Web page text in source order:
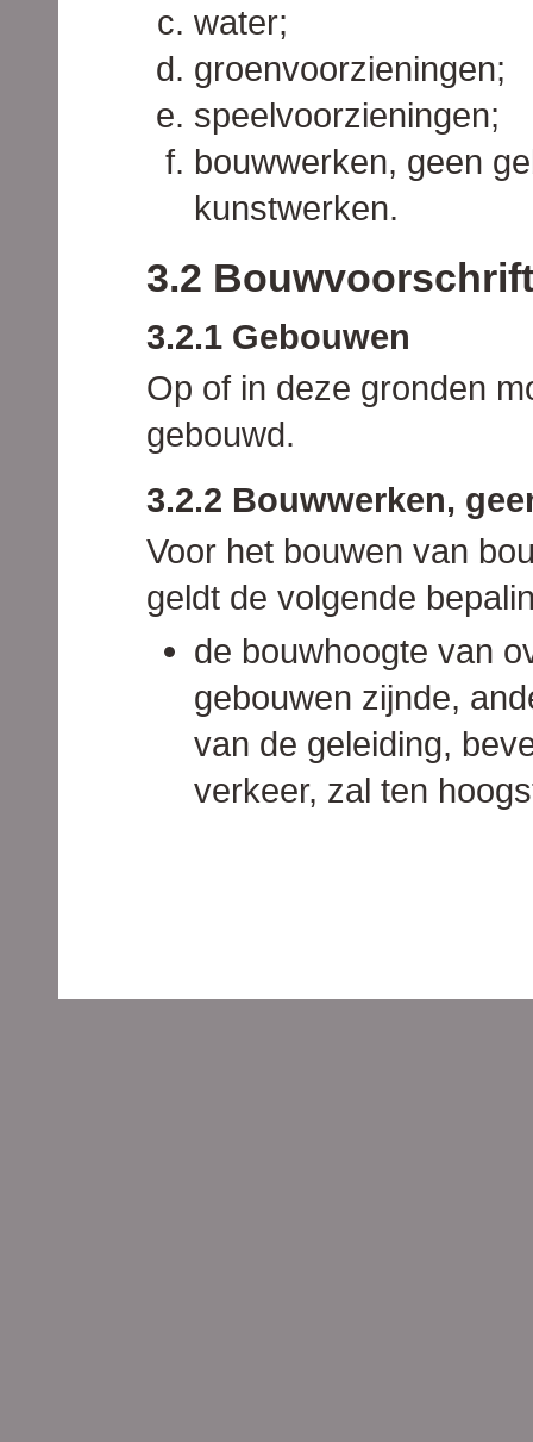
water;
groenvoorzieningen;
speelvoorzieningen;
bouwwerken, geen
kunstwerken.
3.2
3.2.1 Gebouwen
Op of in deze gronden
gebouwd.
3.2.2 Bouwwerken,
Voor het bouwen van
geldt de volgende
de bouwhoogte van
gebouwen zijnde,
van de geleiding,
verkeer, zal ten